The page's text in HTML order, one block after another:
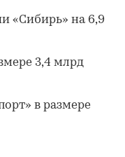
«Сибирь» на 6,9
3,4 млрд
в размере